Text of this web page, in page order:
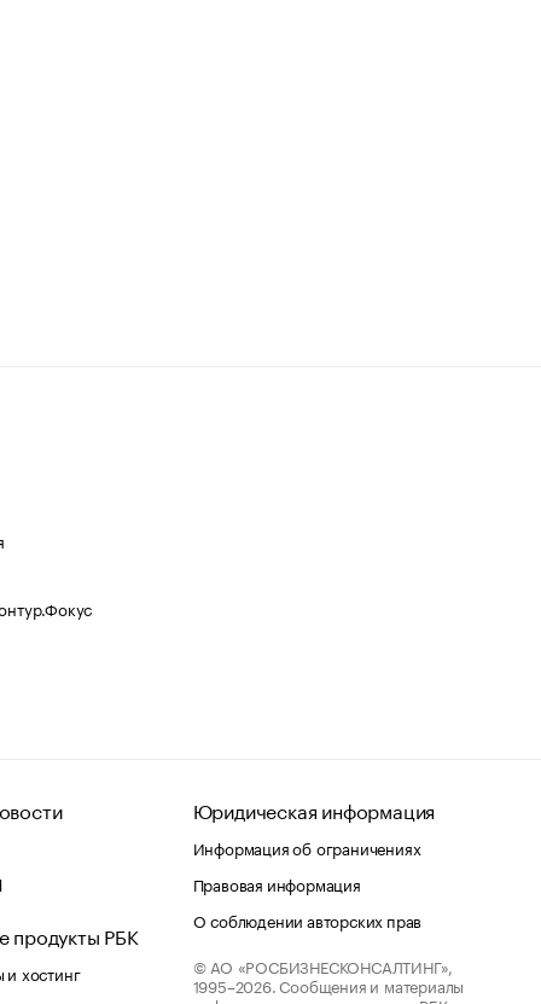
продукты РБК
хостинг
Юридическая информация
Информация об ограничениях
Правовая информация
О соблюдении авторских прав
© АО «РОСБИЗНЕСКОНСАЛТИНГ»,
1995–2026. Сообщения и материалы